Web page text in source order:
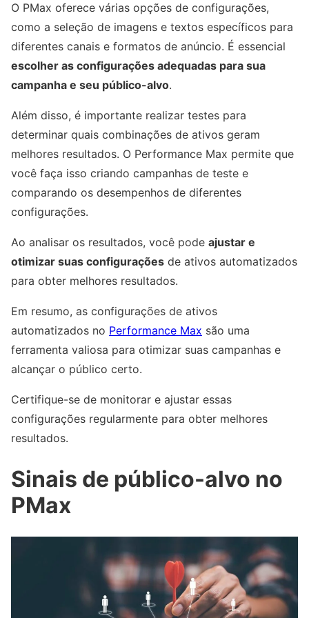
O PMax oferece várias opções de configurações,
como a seleção de imagens e textos específicos para
diferentes canais e formatos de anúncio. É essencial
escolher as configurações adequadas para sua
campanha e seu público-alvo.
Além disso, é importante realizar testes para
determinar quais combinações de ativos geram
melhores resultados. O Performance Max permite que
você faça isso criando campanhas de teste e
comparando os desempenhos de diferentes
configurações.
Ao analisar os resultados, você pode ajustar e
otimizar suas configurações de ativos automatizados
para obter melhores resultados.
Em resumo, as configurações de ativos
automatizados no Performance Max são uma
ferramenta valiosa para otimizar suas campanhas e
alcançar o público certo.
Certifique-se de monitorar e ajustar essas
configurações regularmente para obter melhores
resultados.
Sinais de público-alvo no
PMax